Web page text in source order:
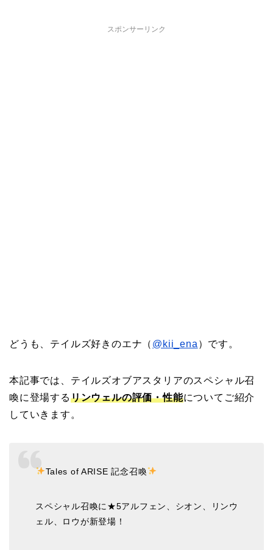
スポンサーリンク
どうも、テイルズ好きのエナ（ @kii_ena ）です。
本記事では、テイルズオブアスタリアのスペシャル召
喚に登場するリンウェルの評価・性能についてご紹介
していきます。
Tales of ARISE 記念召喚
スペシャル召喚に★5アルフェン、シオン、リンウ
ェル、ロウが新登場！